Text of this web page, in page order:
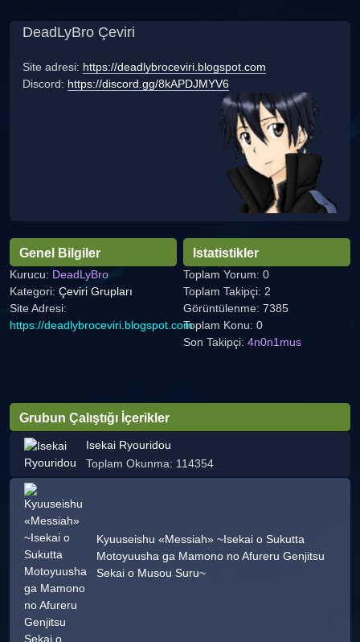
DeadLyBro Çeviri
Site adresi: https://deadlybroceviri.blogspot.com
Discord: https://discord.gg/8kAPDJMYV6
Genel Bilgiler
Kurucu: DeadLyBro
Kategori: Çeviri Grupları
Site Adresi:
https://deadlybroceviri.blogspot.com
Istatistikler
Toplam Yorum: 0
Toplam Takipçi: 2
Görüntülenme: 7385
Toplam Konu: 0
Son Takipçi:4n0n1mus
Grubun Çalıştığı İçerikler
Isekai Ryouridou
Toplam Okunma: 114354
Kyuuseishu «Messiah» ~Isekai o Sukutta
Motoyuusha ga Mamono no Afureru Genjitsu
Sekai o Musou Suru~